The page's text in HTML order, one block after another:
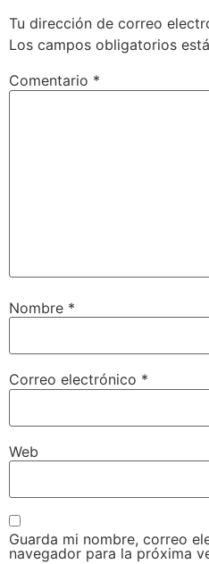
Tu dirección de correo
Los campos obligatorios
Comentario *
Nombre *
Correo electrónico *
Web
Guarda mi nombre, correo
navegador para la próxima